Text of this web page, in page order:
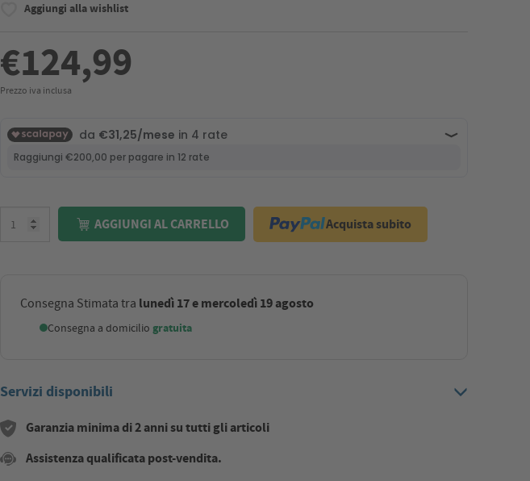
Aggiungi alla wishlist
€124,99
Prezzo iva inclusa
AGGIUNGI AL CARRELLO Acquista subito
Consegna Stimata tra lunedì 17 e mercoledì 19 agosto
Consegna a domicilio gratuita
Servizi disponibili
Garanzia minima di 2 anni su tutti gli articoli
Assistenza qualificata post-vendita.